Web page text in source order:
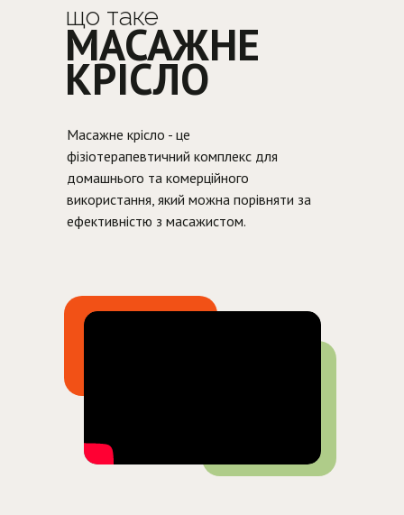
що таке
МАСАЖНЕ
КРІСЛО
Масажне крісло - це
фізіотерапевтичний комплекс для
домашнього та комерційного
використання, який можна порівняти за
ефективністю з масажистом.